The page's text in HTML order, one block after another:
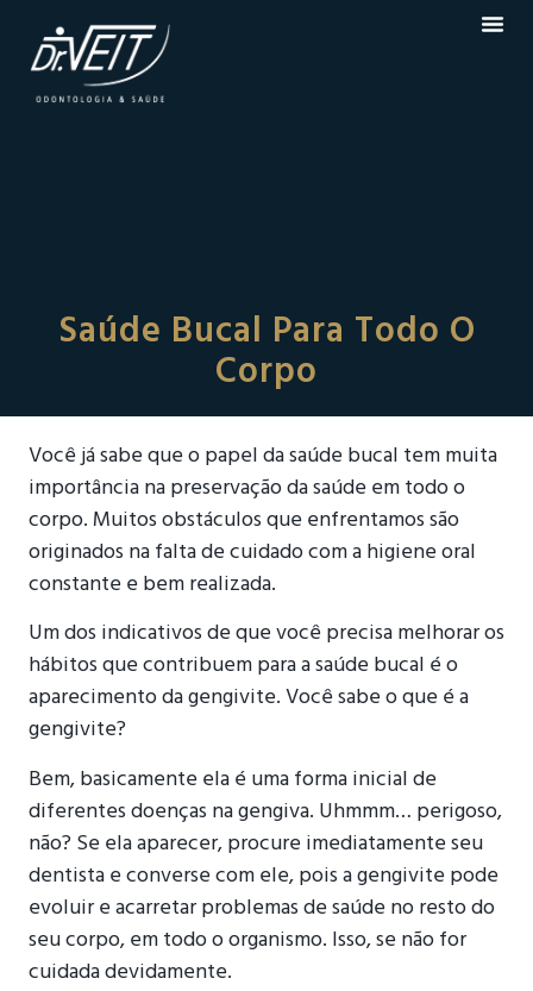
Saúde Bucal Para Todo O
Corpo
Você já sabe que o papel da saúde bucal tem muita
importância na preservação da saúde em todo o
corpo. Muitos obstáculos que enfrentamos são
originados na falta de cuidado com a higiene oral
constante e bem realizada.
Um dos indicativos de que você precisa melhorar os
hábitos que contribuem para a saúde bucal é o
aparecimento da gengivite. Você sabe o que é a
gengivite?
Bem, basicamente ela é uma forma inicial de
diferentes doenças na gengiva. Uhmmm… perigoso,
não? Se ela aparecer, procure imediatamente seu
dentista e converse com ele, pois a gengivite pode
evoluir e acarretar problemas de saúde no resto do
seu corpo, em todo o organismo. Isso, se não for
cuidada devidamente.